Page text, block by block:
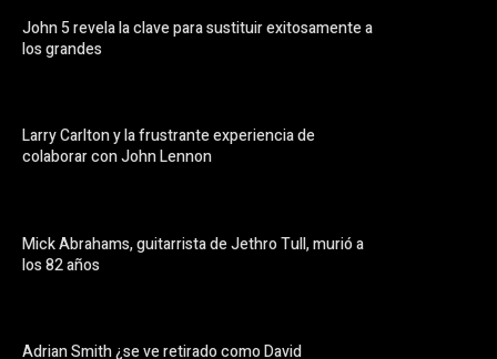
John 5 revela la clave para sustituir exitosamente a
los grandes
Larry Carlton y la frustrante experiencia de
colaborar con John Lennon
Mick Abrahams, guitarrista de Jethro Tull, murió a
los 82 años
Adrian Smith ¿se ve retirado como David